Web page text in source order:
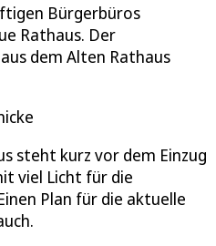
Bürgerbüros
Rathaus. Der
dem Alten Rathaus
steht kurz vor dem Einzug
viel Licht für die
Plan für die aktuelle